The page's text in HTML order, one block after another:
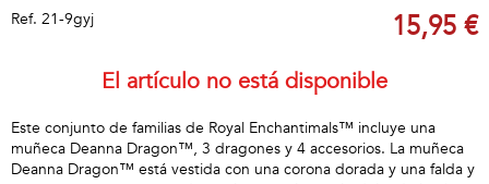
Ref. 21-9gyj 15,95 €
El artículo no está disponible
Este conjunto de familias de Royal Enchantimals™ incluye una
muñeca Deanna Dragon™, 3 dragones y 4 accesorios. La muñeca
Deanna Dragon™ está vestida con una corona dorada y una falda y